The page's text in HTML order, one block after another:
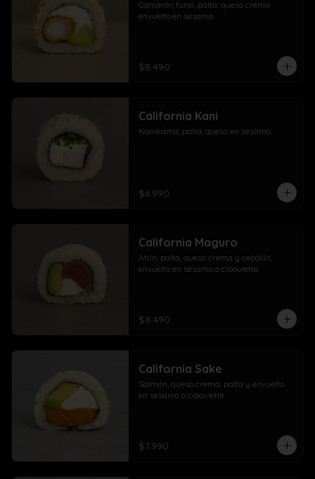
Camarón furai, palta, queso crema
envuelto en sésamo
$8.490
California Kani
Kanikama, palta, queso en sésamo.
$6.990
California Maguro
Atún, palta, queso crema y cebollín,
envuelto en sésamo o ciboulette.
$8.490
California Sake
Salmón, queso crema, palta y envuelto
en sésamo o ciboulette
$7.990